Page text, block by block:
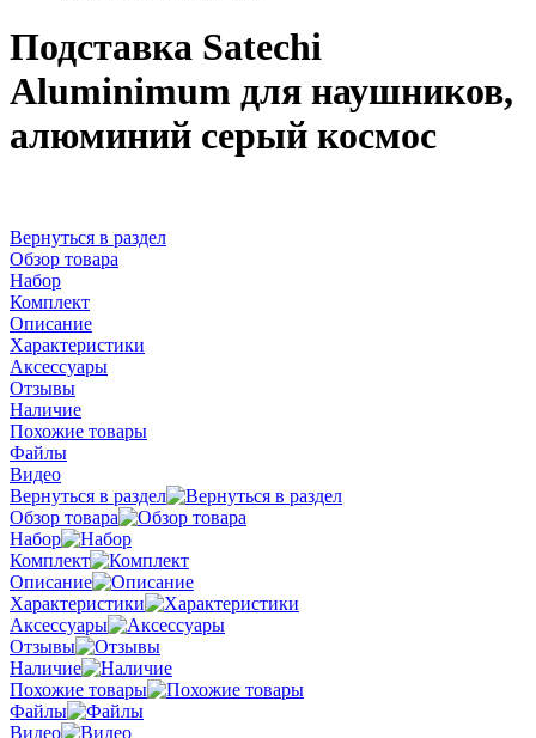
Подставка Satechi
Aluminimum для наушников,
алюминий серый космос
Вернуться в раздел
Обзор товара
Набор
Комплект
Описание
Характеристики
Аксессуары
Отзывы
Наличие
Похожие товары
Файлы
Видео
Вернуться в раздел
Обзор товара
Набор
Комплект
Описание
Характеристики
Аксессуары
Отзывы
Наличие
Похожие товары
Файлы
Видео